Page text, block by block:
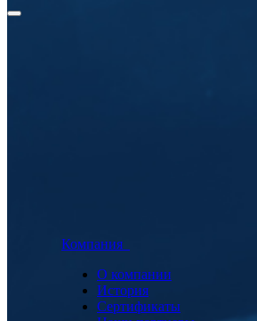
Компания
О компании
История
Сертификаты